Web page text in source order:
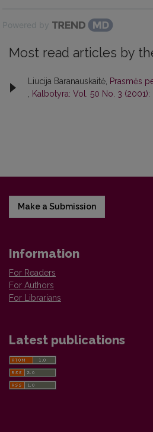
Powered by
Most read articles by
Liucija Baranauskaitė, Prasmės
Kalbotyra: Vol. 50 No. 3
Make a Submission
Information
For Readers
For Authors
For Librarians
Latest publications